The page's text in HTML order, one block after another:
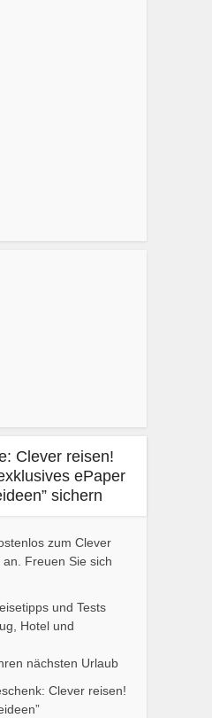
Clever reisen!
ePaper
sichern
zum Clever
Freuen Sie sich
und Tests
Hotel und
nächsten Urlaub
Clever reisen!